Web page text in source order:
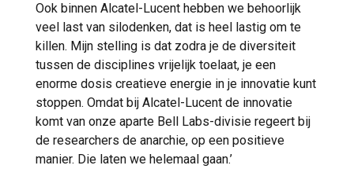
Ook binnen Alcatel-Lucent hebben we behoorlijk
veel last van silodenken, dat is heel lastig om te
killen. Mijn stelling is dat zodra je de diversiteit
tussen de disciplines vrijelijk toelaat, je een
enorme dosis creatieve energie in je innovatie kunt
stoppen. Omdat bij Alcatel-Lucent de innovatie
komt van onze aparte Bell Labs-divisie regeert bij
de researchers de anarchie, op een positieve
manier. Die laten we helemaal gaan.’